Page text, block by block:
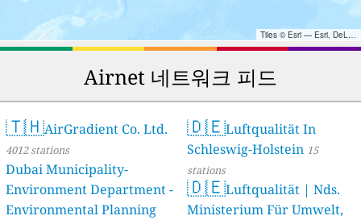
Tiles © Esri — Esri, DeLorme, NAVTEQ, TomTom, Intermap, iPC, USGS, FAO, NPS, NRCAN, GeoBase, Kadaster NL, Ordnance Survey, Esri Japan, METI, Esri China (Hong Kong), and the GIS User Community
Airnet 네트워크 피드
🇹🇭AirGradient Co. Ltd.
4012 stations
Dubai Municipality-
Environment Department -
Environmental Planning
🇩🇪Luftqualität In
Schleswig-Holstein 15
stations
🇩🇪Luftqualität | Nds.
Ministerium Für Umwelt,